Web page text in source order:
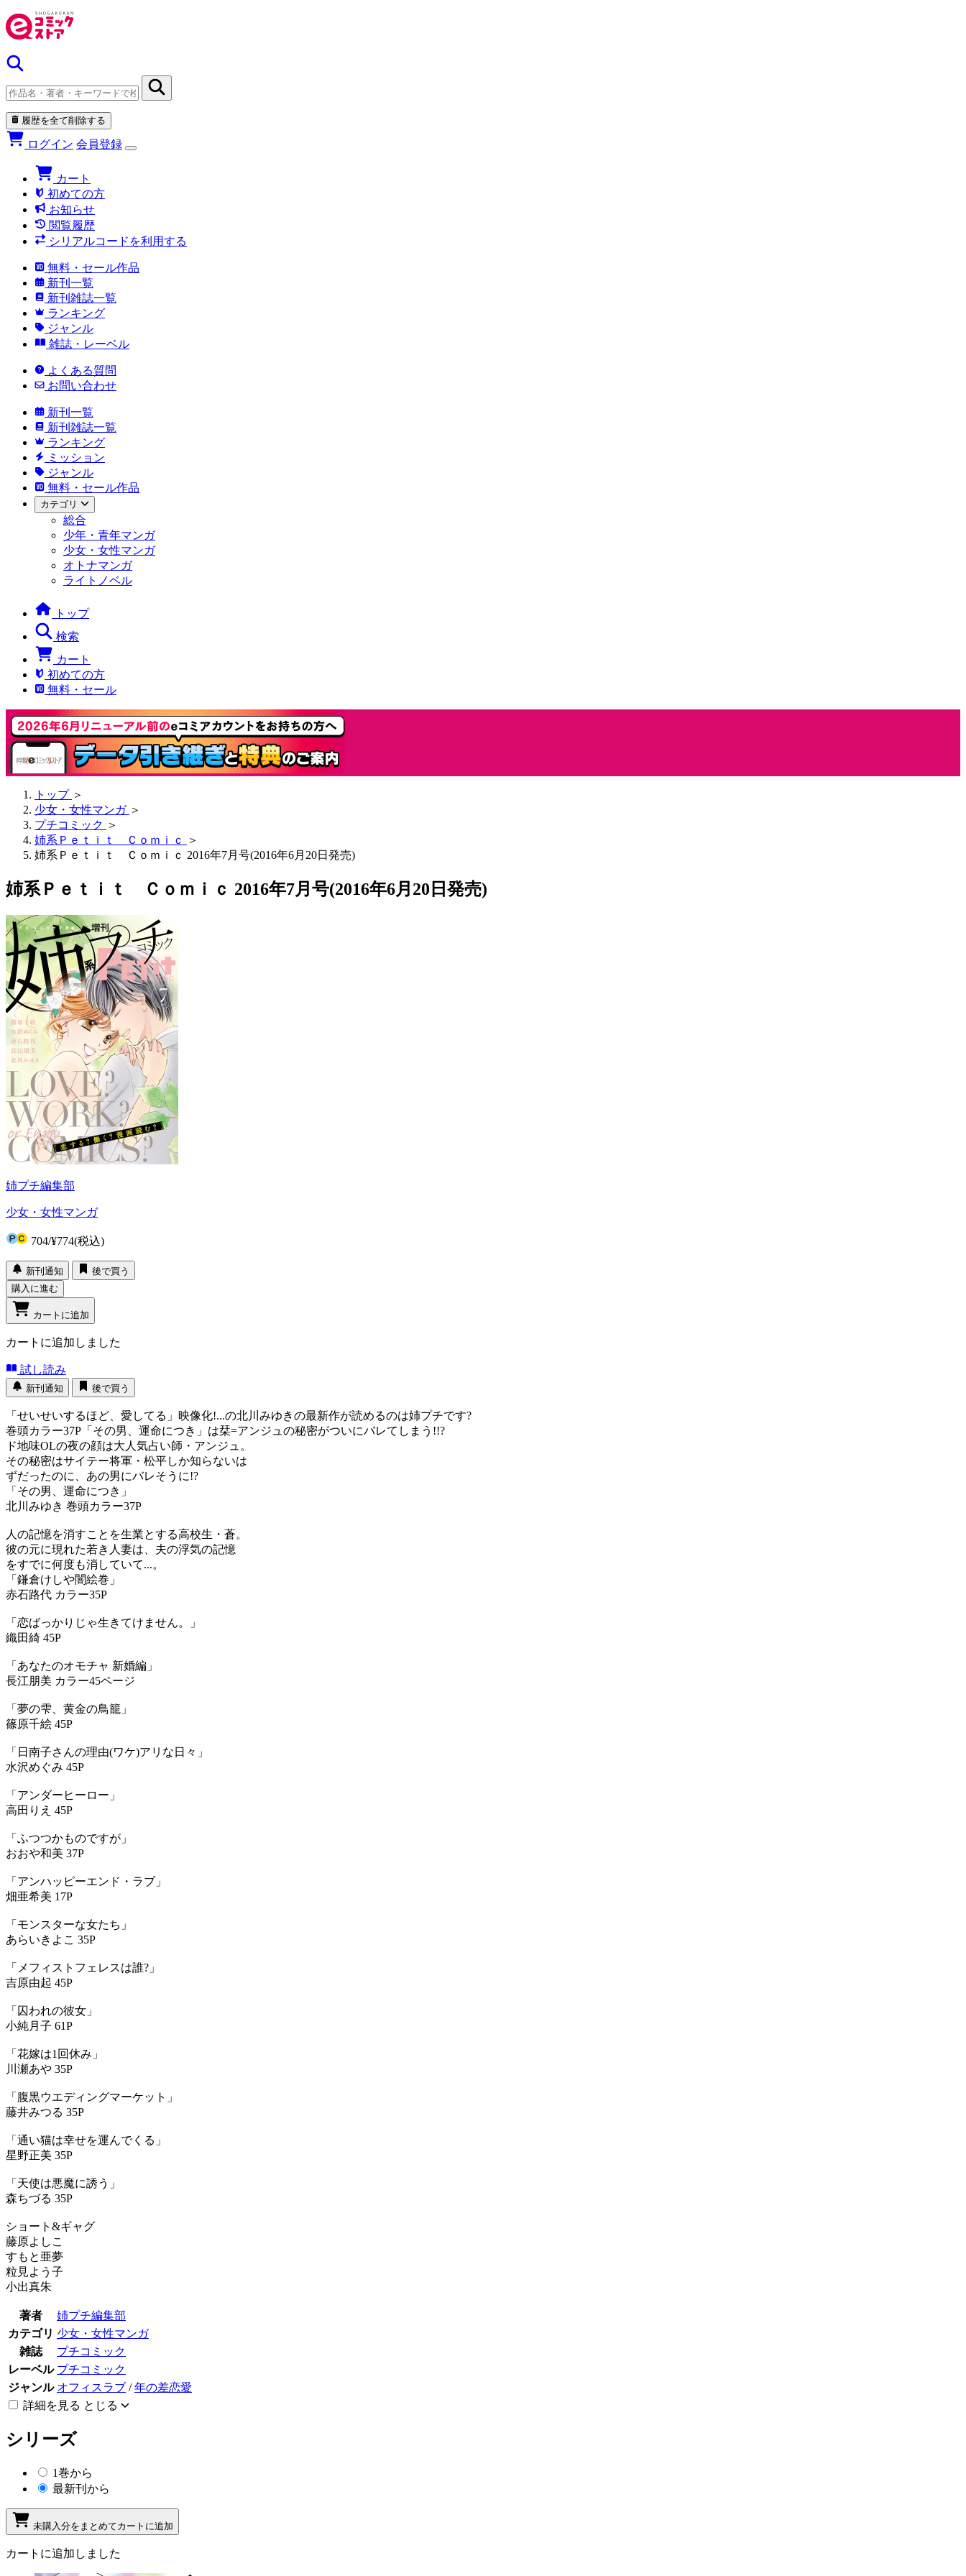
履歴を全て削除する
ログイン 会員登録
カート
初めての方
お知らせ
閲覧履歴
シリアルコードを利用する
無料・セール作品
新刊一覧
新刊雑誌一覧
ランキング
ジャンル
雑誌・レーベル
よくある質問
お問い合わせ
新刊一覧
新刊雑誌一覧
ランキング
ミッション
ジャンル
無料・セール作品
カテゴリ
総合
少年・青年マンガ
少女・女性マンガ
オトナマンガ
ライトノベル
トップ
検索
カート
初めての方
無料・セール
トップ ＞
少女・女性マンガ ＞
プチコミック ＞
姉系Ｐｅｔｉｔ Ｃｏｍｉｃ
＞
姉系Ｐｅｔｉｔ Ｃｏｍｉｃ 2016年7月号(2016年6月20日発売)
姉系Ｐｅｔｉｔ Ｃｏｍｉｃ 2016年7月号(2016年6月20日発売)
姉プチ編集部
少女・女性マンガ
704/¥774(税込)
新刊通知
後で買う
購入に進む
カートに追加
カートに追加しました
試し読み
新刊通知 後で買う
「せいせいするほど、愛してる」映像化!...の北川みゆきの最新作が読めるのは姉プチです?
巻頭カラー37P「その男、運命につき」は栞=アンジュの秘密がついにバレてしまう!!?
ド地味OLの夜の顔は大人気占い師・アンジュ。
その秘密はサイテー将軍・松平しか知らないは
ずだったのに、あの男にバレそうに!?
「その男、運命につき」
北川みゆき 巻頭カラー37P
人の記憶を消すことを生業とする高校生・蒼。
彼の元に現れた若き人妻は、夫の浮気の記憶
をすでに何度も消していて...。
「鎌倉けしや闇絵巻」
赤石路代 カラー35P
「恋ばっかりじゃ生きてけません。」
織田綺 45P
「あなたのオモチャ 新婚編」
長江朋美 カラー45ページ
「夢の雫、黄金の鳥籠」
篠原千絵 45P
「日南子さんの理由(ワケ)アリな日々」
水沢めぐみ 45P
「アンダーヒーロー」
高田りえ 45P
「ふつつかものですが」
おおや和美 37P
「アンハッピーエンド・ラブ」
畑亜希美 17P
「モンスターな女たち」
あらいきよこ 35P
「メフィストフェレスは誰?」
吉原由起 45P
「囚われの彼女」
小純月子 61P
「花嫁は1回休み」
川瀬あや 35P
「腹黒ウエディングマーケット」
藤井みつる 35P
「通い猫は幸せを運んでくる」
星野正美 35P
「天使は悪魔に誘う」
森ちづる 35P
ショート&ギャグ
藤原よしこ
すもと亜夢
粒見よう子
小出真朱
著者
姉プチ編集部
カテゴリ 少女・女性マンガ
雑誌
プチコミック
レーベル プチコミック
ジャンル オフィスラブ /年の差恋愛
詳細を見る とじる
シリーズ
1巻から
最新刊から
未購入分をまとめてカートに追加
カートに追加しました